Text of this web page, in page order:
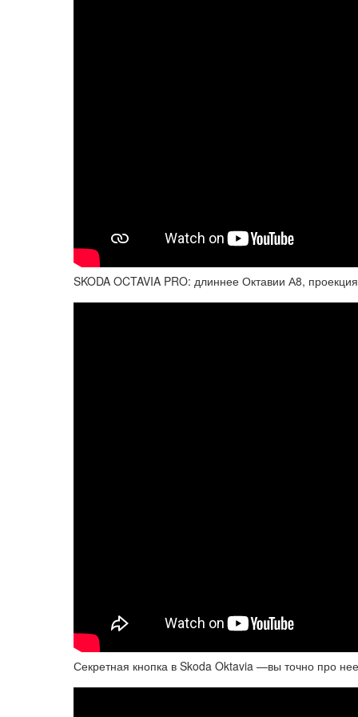
SKODA OCTAVIA PRO: длиннее Октавии А8,
Секретная кнопка в Skoda Oktavia —вы точно про